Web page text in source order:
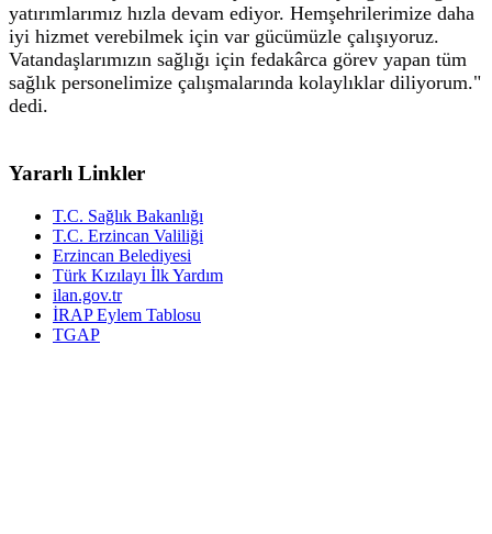
yatırımlarımız hızla devam ediyor. Hemşehrilerimize daha
iyi hizmet verebilmek için var gücümüzle çalışıyoruz.
Vatandaşlarımızın sağlığı için fedakârca görev yapan tüm
sağlık personelimize çalışmalarında kolaylıklar diliyorum."
dedi.
Yararlı Linkler
T.C. Sağlık Bakanlığı
T.C. Erzincan Valiliği
Erzincan Belediyesi
Türk Kızılayı İlk Yardım
ilan.gov.tr
İRAP Eylem Tablosu
TGAP